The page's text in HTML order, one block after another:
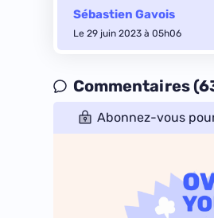
Sébastien Gavois
Le 29 juin 2023 à 05h06
Commentaires
Abonnez-vous